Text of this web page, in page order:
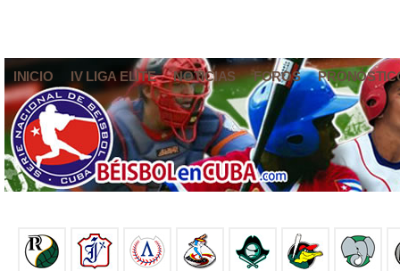
INICIO IV LIGA ELITE NOTICIAS FOROS